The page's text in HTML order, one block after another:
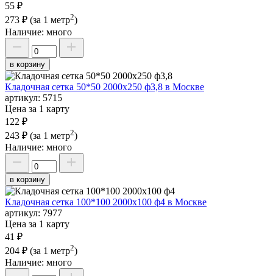
55 ₽
273 ₽ (за 1 метр2)
Наличие: много
в корзину
Кладочная сетка 50*50 2000х250 ф3,8 в Москве
артикул: 5715
Цена за 1 карту
122 ₽
243 ₽ (за 1 метр2)
Наличие: много
в корзину
Кладочная сетка 100*100 2000х100 ф4 в Москве
артикул: 7977
Цена за 1 карту
41 ₽
204 ₽ (за 1 метр2)
Наличие: много